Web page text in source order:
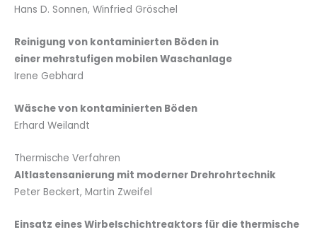
Hans D. Sonnen, Winfried Gröschel
Reinigung von kontaminierten Böden in
einer mehrstufigen mobilen Waschanlage
Irene Gebhard
Wäsche von kontaminierten Böden
Erhard Weilandt
Thermische Verfahren
Altlastensanierung mit moderner Drehrohrtechnik
Peter Beckert, Martin Zweifel
Einsatz eines Wirbelschichtreaktors für die thermische